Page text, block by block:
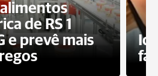
de RS 1
e prevê mais